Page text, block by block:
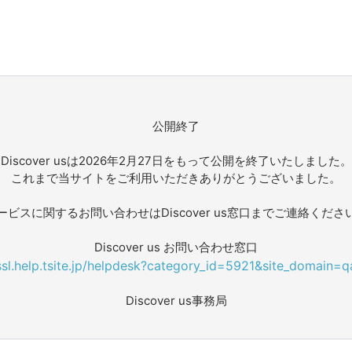
公開終了
Discover usは2026年2月27日をもって公開を終了いたしました。
これまで当サイトをご利用いただきありがとうございました。
ビスに関するお問い合わせはDiscover us窓口までご連絡ください
Discover us お問い合わせ窓口
Discover us事務局